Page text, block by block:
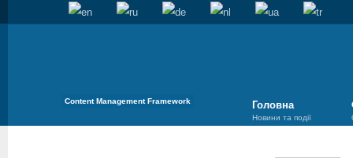
Content Management Framework Головна
Новини та події